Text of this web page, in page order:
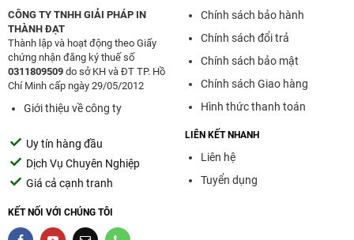
CÔNG TY TNHH GIẢI PHÁP IN
THÀNH ĐẠT
Thành lập và hoạt động theo Giấy
chứng nhận đăng ký thuế số
0311809509 do sở KH và ĐT TP. Hồ
Chí Minh cấp ngày 29/05/2012
Giới thiệu về công ty
Uy tín hàng đầu
Dịch Vụ Chuyên Nghiệp
Giá cả cạnh tranh
KẾT NỐI VỚI CHÚNG TÔI
Chính sách bảo hành
Chính sách đổi trả
Chính sách bảo mật
Chính sách Giao hàng
Hình thức thanh toán
LIÊN KẾT NHANH
Liên hệ
Tuyển dụng